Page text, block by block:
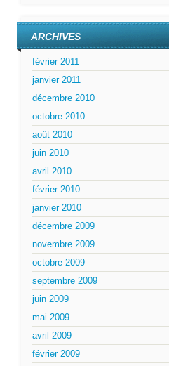
ARCHIVES
février 2011
janvier 2011
décembre 2010
octobre 2010
août 2010
juin 2010
avril 2010
février 2010
janvier 2010
décembre 2009
novembre 2009
octobre 2009
septembre 2009
juin 2009
mai 2009
avril 2009
février 2009